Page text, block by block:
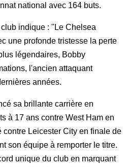
national avec 164 buts.
indique : "Le Chelsea
une profonde tristesse la perte
légendaires, Bobby
l'ancien attaquant
années.
sa brillante carrière en
à 17 ans contre West Ham en
contre Leicester City en finale de
son équipe à remporter le titre.
unique du club en marquant